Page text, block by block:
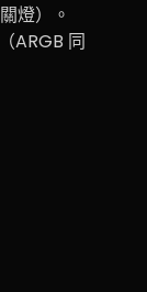
燈）。
ARGB 同